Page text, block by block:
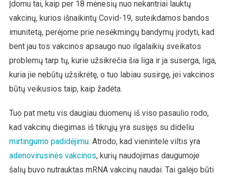
Įdomu tai, kaip per 18 mėnesių nuo nekantriai lauktų
vakcinų, kurios išnaikintų Covid-19, suteikdamos bandos
imunitetą, perėjome prie nesėkmingų bandymų įrodyti, kad
bent jau tos vakcinos apsaugo nuo ilgalaikių sveikatos
problemų tarp tų, kurie užsikrečia šia liga ir ja suserga, liga,
kuria jie nebūtų užsikrėtę, o tuo labiau susirgę, jei vakcinos
būtų veikusios taip, kaip žadėta.
Tuo pat metu vis daugiau duomenų iš viso pasaulio rodo,
kad vakcinų diegimas iš tikrųjų yra susijęs su dideliu
mirtingumo padidėjimu. Atrodo, kad vienintelė viltis yra
adenovirusinės vakcinos, kurių naudojimas daugumoje
šalių buvo nutrauktas mRNA vakcinų naudai. Tai galėjo būti